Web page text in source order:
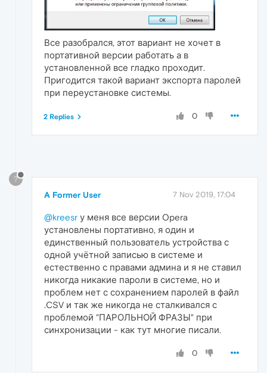
Все разобрался, этот вариант не хочет в
портативной версии работать а в
установленной все гладко проходит.
Пригодится такой вариант экспорта паролей
при переустановке системы.
0
2 Replies
?
A Former User 7 Nov 2019, 17:04
@kreesr у меня все версии Opera
установлены портативно, я один и
единственный пользователь устройства с
одной учётной записью в системе и
естественно с правами админа и я не ставил
никогда никакие пароли в системе, но и
проблем нет с сохранением паролей в файл
.CSV и так же никогда не сталкивался с
проблемой "ПАРОЛЬНОЙ ФРАЗЫ" при
синхронизации - как тут многие писали.
0